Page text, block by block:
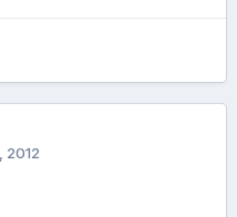
2012